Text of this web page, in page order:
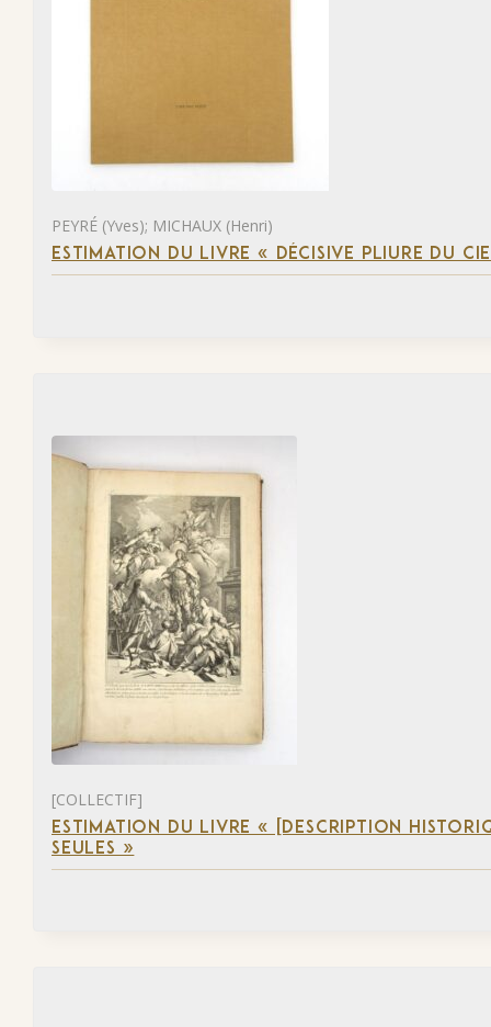
PEYRÉ (Yves); MICHAUX (Henri)
ESTIMATION DU LIVRE « DÉCISIVE PLIURE DU
[COLLECTIF]
ESTIMATION DU LIVRE « [DESCRIPTION
SEULES »